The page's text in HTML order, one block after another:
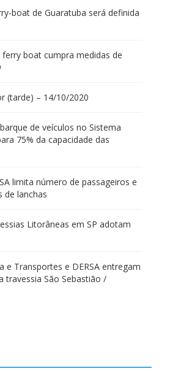
boat de Guaratuba será definida
ferry boat cumpra medidas de
(tarde) – 14/10/2020
de veículos no Sistema
75% da capacidade das
limita número de passageiros e
de lanchas
Litorâneas em SP adotam
e Transportes e DERSA entregam
travessia São Sebastião /